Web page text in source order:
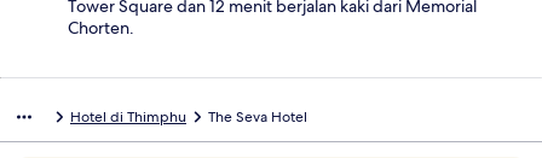
Tower Square dan 12 menit berjalan kaki dari Memorial
Chorten.
Hotel di Thimphu The Seva Hotel